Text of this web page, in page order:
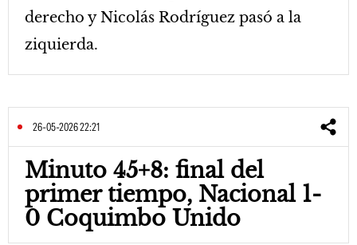
derecho y Nicolás Rodríguez pasó a la
ziquierda.
26-05-2026 22:21
Minuto 45+8: final del
primer tiempo, Nacional 1-
0 Coquimbo Unido